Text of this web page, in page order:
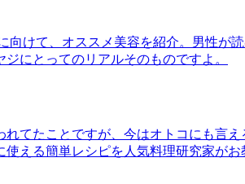
向けて、オススメ美容を紹介。男性
にとってのリアルそのものですよ。
れてたことですが、今はオトコにも言
える簡単レシピを人気料理研究家がお